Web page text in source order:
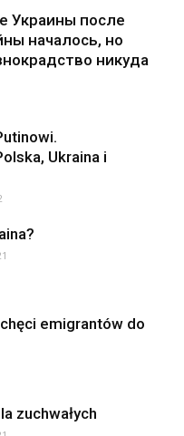
Украины после
началось, но
никуда
Ukraina i
emigrantów do
zuchwałych